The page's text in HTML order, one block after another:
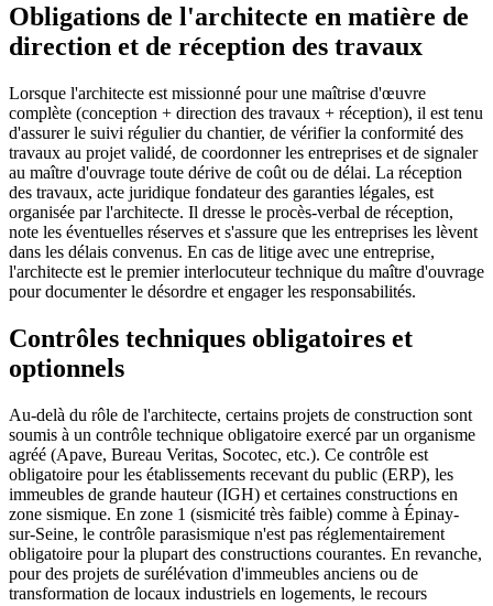
Obligations de l'architecte en matière de
direction et de réception des travaux
Lorsque l'architecte est missionné pour une maîtrise d'œuvre
complète (conception + direction des travaux + réception), il est tenu
d'assurer le suivi régulier du chantier, de vérifier la conformité des
travaux au projet validé, de coordonner les entreprises et de signaler
au maître d'ouvrage toute dérive de coût ou de délai. La réception
des travaux, acte juridique fondateur des garanties légales, est
organisée par l'architecte. Il dresse le procès-verbal de réception,
note les éventuelles réserves et s'assure que les entreprises les lèvent
dans les délais convenus. En cas de litige avec une entreprise,
l'architecte est le premier interlocuteur technique du maître d'ouvrage
pour documenter le désordre et engager les responsabilités.
Contrôles techniques obligatoires et
optionnels
Au-delà du rôle de l'architecte, certains projets de construction sont
soumis à un contrôle technique obligatoire exercé par un organisme
agréé (Apave, Bureau Veritas, Socotec, etc.). Ce contrôle est
obligatoire pour les établissements recevant du public (ERP), les
immeubles de grande hauteur (IGH) et certaines constructions en
zone sismique. En zone 1 (sismicité très faible) comme à Épinay-
sur-Seine, le contrôle parasismique n'est pas réglementairement
obligatoire pour la plupart des constructions courantes. En revanche,
pour des projets de surélévation d'immeubles anciens ou de
transformation de locaux industriels en logements, le recours